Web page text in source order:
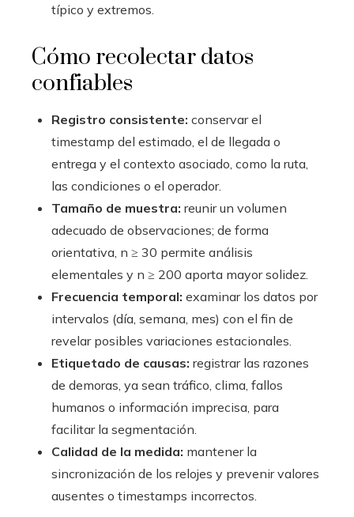
típico y extremos.
Cómo recolectar datos
confiables
Registro consistente: conservar el
timestamp del estimado, el de llegada o
entrega y el contexto asociado, como la ruta,
las condiciones o el operador.
Tamaño de muestra: reunir un volumen
adecuado de observaciones; de forma
orientativa, n ≥ 30 permite análisis
elementales y n ≥ 200 aporta mayor solidez.
Frecuencia temporal: examinar los datos por
intervalos (día, semana, mes) con el fin de
revelar posibles variaciones estacionales.
Etiquetado de causas: registrar las razones
de demoras, ya sean tráfico, clima, fallos
humanos o información imprecisa, para
facilitar la segmentación.
Calidad de la medida: mantener la
sincronización de los relojes y prevenir valores
ausentes o timestamps incorrectos.